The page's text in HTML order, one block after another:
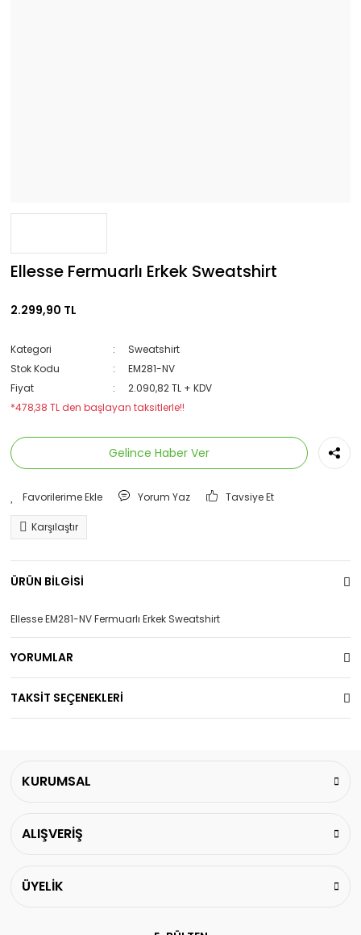
Ellesse Fermuarlı Erkek Sweatshirt
2.299,90 TL
Kategori
Sweatshirt
Stok Kodu
EM281-NV
Fiyat
2.090,82 TL + KDV
*478,38 TL den başlayan taksitlerle!!
Gelince Haber Ver
Yorum Yaz Tavsiye Et
Karşılaştır
ÜRÜN BİLGİSİ
Ellesse EM281-NV Fermuarlı Erkek Sweatshirt
YORUMLAR
TAKSİT SEÇENEKLERİ
KURUMSAL
ALIŞVERİŞ
ÜYELİK